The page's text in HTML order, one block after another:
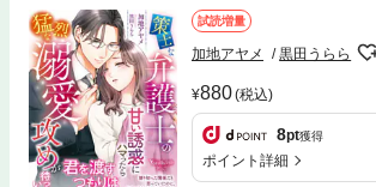
試読増量
加地アヤメ 黒田うらら
880(税込)
8pt獲得
ポイント詳細